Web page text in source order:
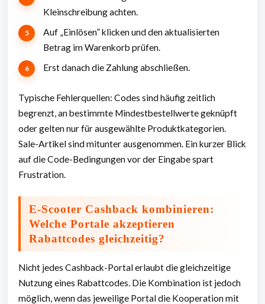
Kleinschreibung achten.
Auf „Einlösen” klicken und den aktualisierten
Betrag im Warenkorb prüfen.
Erst danach die Zahlung abschließen.
Typische Fehlerquellen: Codes sind häufig zeitlich
begrenzt, an bestimmte Mindestbestellwerte geknüpft
oder gelten nur für ausgewählte Produktkategorien.
Sale-Artikel sind mitunter ausgenommen. Ein kurzer Blick
auf die Code-Bedingungen vor der Eingabe spart
Frustration.
E-Scooter Cashback kombinieren:
Welche Portale akzeptieren
Rabattcodes gleichzeitig?
Nicht jedes Cashback-Portal erlaubt die gleichzeitige
Nutzung eines Rabattcodes. Die Kombination ist jedoch
möglich, wenn das jeweilige Portal die Kooperation mit